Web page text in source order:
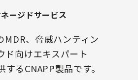
ージドサービス
MDR、脅威ハンティン
ド向けエキスパート
るCNAPP製品です。